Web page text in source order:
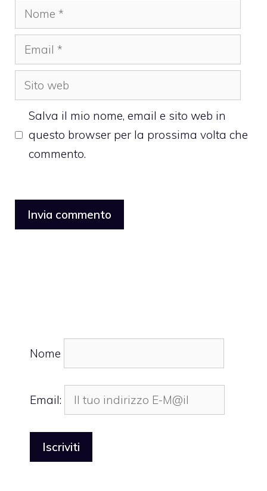
Nome
Email
Sito
web
Salva il mio nome, email e sito web in
questo browser per la prossima volta che
commento.
Nome
Email: